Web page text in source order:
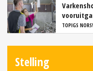
TOPIGS
Stelling